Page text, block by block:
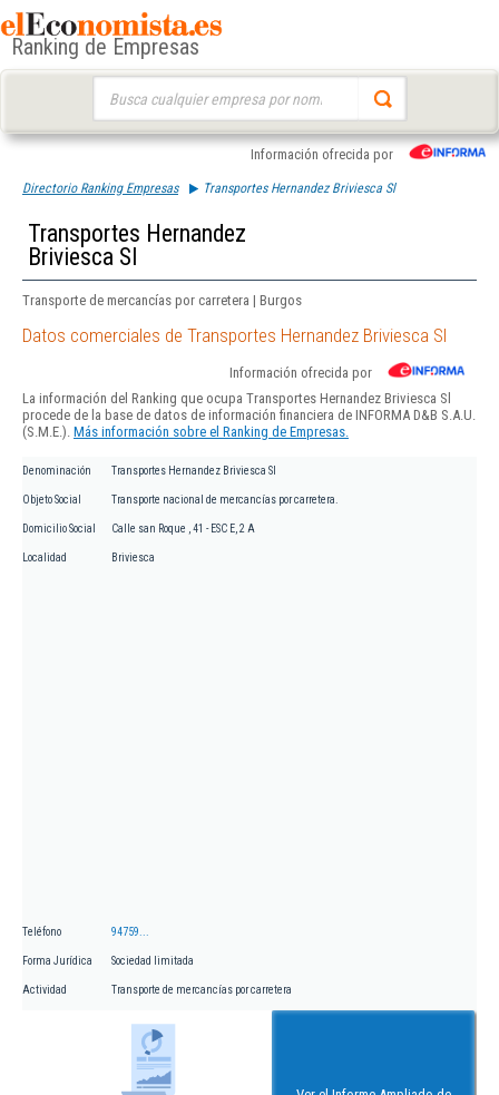
Ranking de Empresas
Información ofrecida por
Directorio Ranking Empresas Transportes Hernandez Briviesca Sl
Transportes Hernandez
Briviesca Sl
Transporte de mercancías por carretera | Burgos
Datos comerciales de Transportes Hernandez Briviesca Sl
Información ofrecida por
La información del Ranking que ocupa Transportes Hernandez Briviesca Sl
procede de la base de datos de información financiera de INFORMA D&B S.A.U.
(S.M.E.). Más información sobre el Ranking de Empresas.
Denominación Transportes Hernandez Briviesca Sl
Objeto Social Transporte nacional de mercancías por carretera.
Domicilio Social Calle san Roque , 41 - ESC E, 2 A
Localidad Briviesca
Teléfono 94759...
Forma Jurídica Sociedad limitada
Actividad Transporte de mercancías por carretera